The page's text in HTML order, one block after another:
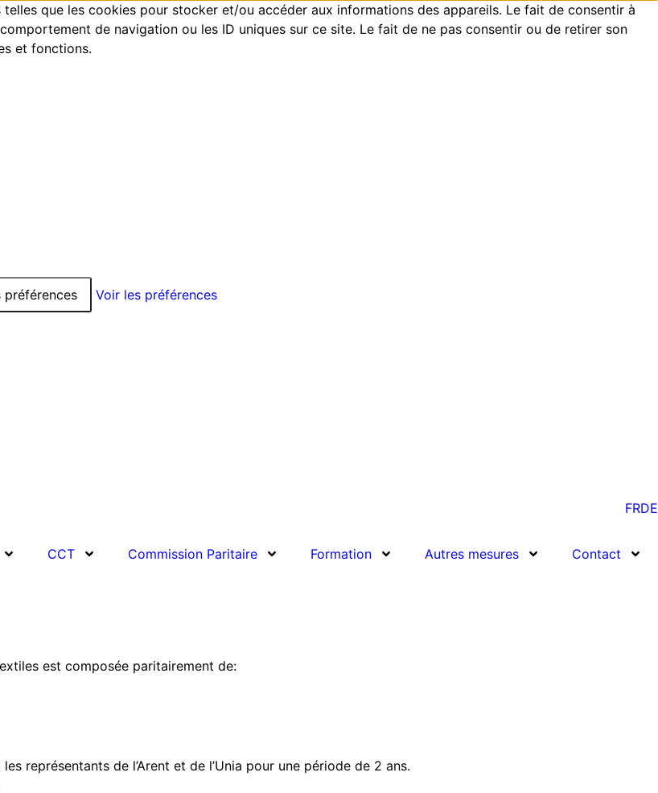
que les cookies pour stocker et/ou accéder aux informations des appareils. Le fait de consentir à
de navigation ou les ID uniques sur ce site. Le fait de ne pas consentir ou de retirer son
et fonctions.
préférences
Voir les préférences
FRDE
CCT Commission Paritaire Formation Autres mesures Contact
est composée paritairement de:
représentants de l’Arent et de l’Unia pour une période de 2 ans.